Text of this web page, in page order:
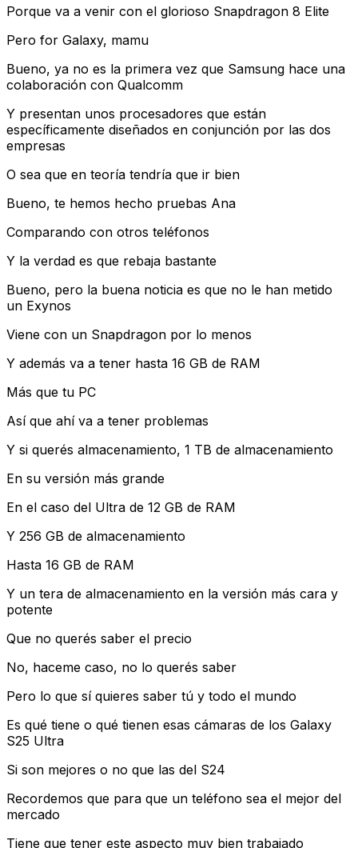
Porque va a venir con el glorioso Snapdragon 8 Elite
Pero for Galaxy, mamu
Bueno, ya no es la primera vez que Samsung hace una
colaboración con Qualcomm
Y presentan unos procesadores que están
específicamente diseñados en conjunción por las dos
empresas
O sea que en teoría tendría que ir bien
Bueno, te hemos hecho pruebas Ana
Comparando con otros teléfonos
Y la verdad es que rebaja bastante
Bueno, pero la buena noticia es que no le han metido
un Exynos
Viene con un Snapdragon por lo menos
Y además va a tener hasta 16 GB de RAM
Más que tu PC
Así que ahí va a tener problemas
Y si querés almacenamiento, 1 TB de almacenamiento
En su versión más grande
En el caso del Ultra de 12 GB de RAM
Y 256 GB de almacenamiento
Hasta 16 GB de RAM
Y un tera de almacenamiento en la versión más cara y
potente
Que no querés saber el precio
No, haceme caso, no lo querés saber
Pero lo que sí quieres saber tú y todo el mundo
Es qué tiene o qué tienen esas cámaras de los Galaxy
S25 Ultra
Si son mejores o no que las del S24
Recordemos que para que un teléfono sea el mejor del
mercado
Tiene que tener este aspecto muy bien trabajado